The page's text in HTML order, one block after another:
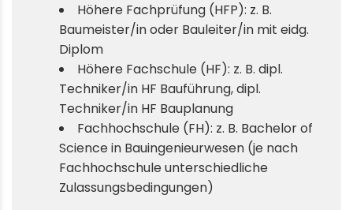
Höhere Fachprüfung (HFP): z. B.
Baumeister/in oder Bauleiter/in mit eidg.
Diplom
Höhere Fachschule (HF): z. B. dipl.
Techniker/in HF Bauführung, dipl.
Techniker/in HF Bauplanung
Fachhochschule (FH): z. B. Bachelor of
Science in Bauingenieurwesen (je nach
Fachhochschule unterschiedliche
Zulassungsbedingungen)